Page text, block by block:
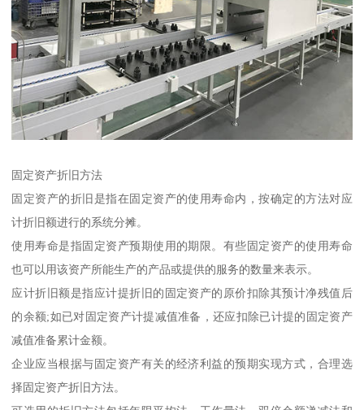
固定资产折旧方法
固定资产的折旧是指在固定资产的使用寿命内，按确定的方法对应
计折旧额进行的系统分摊。
使用寿命是指固定资产预期使用的期限。有些固定资产的使用寿命
也可以用该资产所能生产的产品或提供的服务的数量来表示。
应计折旧额是指应计提折旧的固定资产的原价扣除其预计净残值后
的余额;如已对固定资产计提减值准备，还应扣除已计提的固定资产
减值准备累计金额。
企业应当根据与固定资产有关的经济利益的预期实现方式，合理选
择固定资产折旧方法。